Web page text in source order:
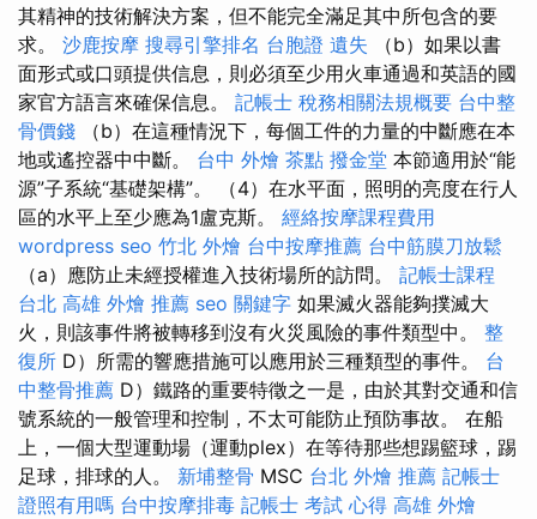
其精神的技術解決方案，但不能完全滿足其中所包含的要
求。 沙鹿按摩 搜尋引擎排名 台胞證 遺失 （b）如果以書
面形式或口頭提供信息，則必須至少用火車通過和英語的國
家官方語言來確保信息。 記帳士 稅務相關法規概要 台中整
骨價錢 （b）在這種情況下，每個工件的力量的中斷應在本
地或遙控器中中斷。 台中 外燴 茶點 撥金堂 本節適用於“能
源”子系統“基礎架構”。 （4）在水平面，照明的亮度在行人
區的水平上至少應為1盧克斯。 經絡按摩課程費用
wordpress seo 竹北 外燴 台中按摩推薦 台中筋膜刀放鬆
（a）應防止未經授權進入技術場所的訪問。 記帳士課程
台北 高雄 外燴 推薦 seo 關鍵字 如果滅火器能夠撲滅大
火，則該事件將被轉移到沒有火災風險的事件類型中。 整
復所 D）所需的響應措施可以應用於三種類型的事件。 台
中整骨推薦 D）鐵路的重要特徵之一是，由於其對交通和信
號系統的一般管理和控制，不太可能防止預防事故。 在船
上，一個大型運動場（運動plex）在等待那些想踢籃球，踢
足球，排球的人。 新埔整骨 MSC 台北 外燴 推薦 記帳士
證照有用嗎 台中按摩排毒 記帳士 考試 心得 高雄 外燴